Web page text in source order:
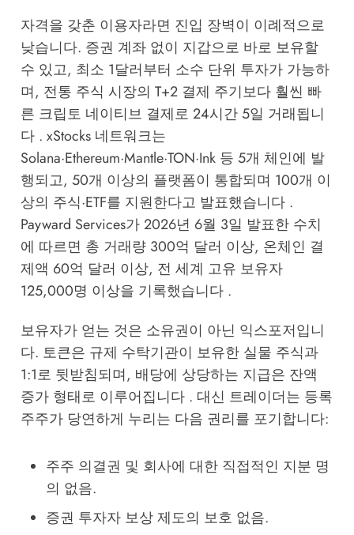
자격을 갖춘 이용자라면 진입 장벽이 이례적으로
낮습니다. 증권 계좌 없이 지갑으로 바로 보유할
수 있고, 최소 1달러부터 소수 단위 투자가 가능하
며, 전통 주식 시장의 T+2 결제 주기보다 훨씬 빠
른 크립토 네이티브 결제로 24시간 5일 거래됩니
다 . xStocks 네트워크는
Solana·Ethereum·Mantle·TON·Ink 등 5개 체인에 발
행되고, 50개 이상의 플랫폼이 통합되며 100개 이
상의 주식·ETF를 지원한다고 발표했습니다 .
Payward Services가 2026년 6월 3일 발표한 수치
에 따르면 총 거래량 300억 달러 이상, 온체인 결
제액 60억 달러 이상, 전 세계 고유 보유자
125,000명 이상을 기록했습니다 .
보유자가 얻는 것은 소유권이 아닌 익스포저입니
다. 토큰은 규제 수탁기관이 보유한 실물 주식과
1:1로 뒷받침되며, 배당에 상당하는 지급은 잔액
증가 형태로 이루어집니다 . 대신 트레이더는 등록
주주가 당연하게 누리는 다음 권리를 포기합니다:
주주 의결권 및 회사에 대한 직접적인 지분 명
의 없음.
증권 투자자 보상 제도의 보호 없음.